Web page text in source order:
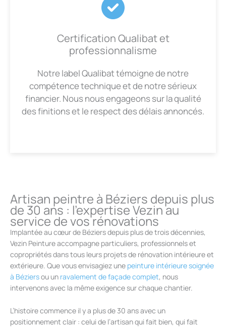
Certification Qualibat et
professionnalisme
Notre label Qualibat témoigne de notre
compétence technique et de notre sérieux
financier. Nous nous engageons sur la qualité
des finitions et le respect des délais annoncés.
Artisan peintre à Béziers depuis plus
de 30 ans : l’expertise Vezin au
service de vos rénovations
Implantée au cœur de Béziers depuis plus de trois décennies,
Vezin Peinture accompagne particuliers, professionnels et
copropriétés dans tous leurs projets de rénovation intérieure et
extérieure. Que vous envisagiez une peinture intérieure soignée
à Béziersou un ravalement de façade complet, nous
intervenons avec la même exigence sur chaque chantier.
L’histoire commence il y a plus de 30 ans avec un
positionnement clair : celui de l’artisan qui fait bien, qui fait